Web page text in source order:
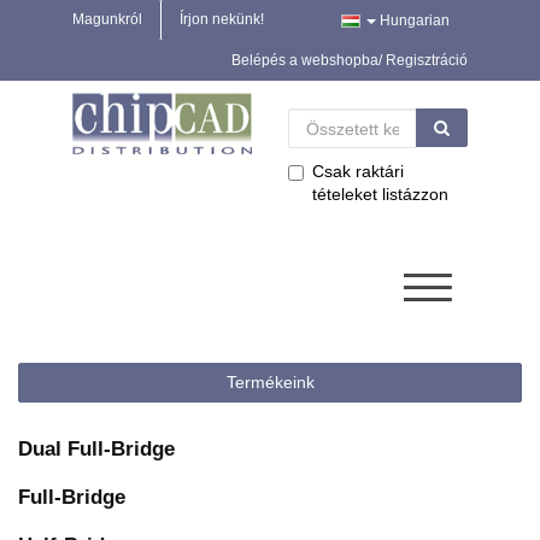
Magunkról Írjon nekünk! Hungarian
Belépés a webshopba/ Regisztráció
Csak raktári
tételeket listázzon
Termékeink
Dual Full-Bridge
Full-Bridge